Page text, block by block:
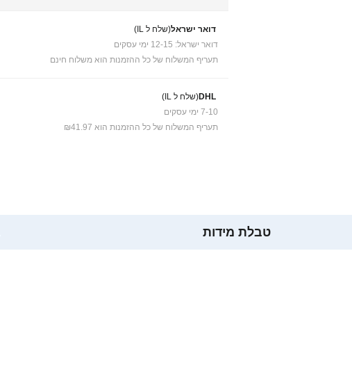
דואר ישראל(שלח ל IL)
דואר ישראל: 12-15 ימי עסקים
תעריף המשלוח של כל ההזמנות הוא משלוח חינם
DHL(שלח ל IL)
7-10 ימי עסקים
תעריף המשלוח של כל ההזמנות הוא ₪41.97
טבלת מידות